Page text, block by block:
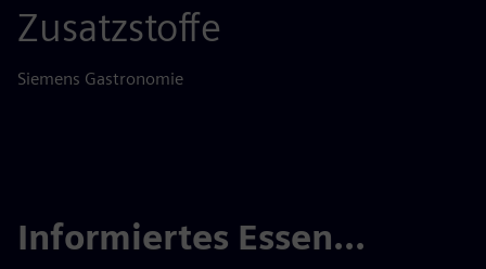
Zusatzstoffe
Siemens Gastronomie
Informiertes Essen...